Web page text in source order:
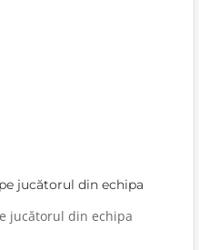
jucătorul din echipa
jucătorul din echipa